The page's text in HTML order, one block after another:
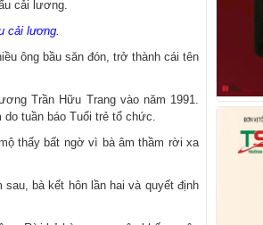
cải lương.
ông bầu săn đón, trở thành cái tên
Trần Hữu Trang vào năm 1991.
do tuần báo Tuổi trẻ tổ chức.
thấy bất ngờ vì bà âm thầm rời xa
bà kết hôn lần hai và quyết định